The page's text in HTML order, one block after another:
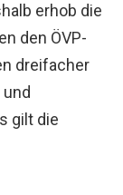
erhob die
den ÖVP-
dreifacher
gilt die